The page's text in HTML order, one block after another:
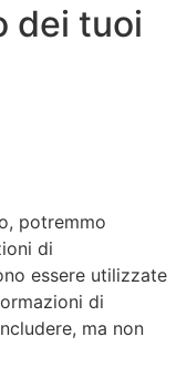
dei tuoi
potremmo
di
essere utilizzate
di
ma non